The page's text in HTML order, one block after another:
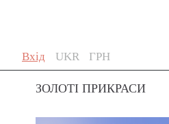
Вхід
Skip
to
Content
Мова
UKR Валюта
ГРН
ЗОЛОТІ ПРИКРАСИ